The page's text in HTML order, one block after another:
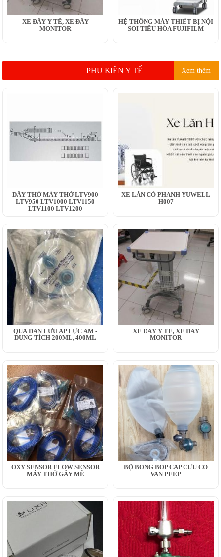
XE ĐẨY Y TẾ, XE ĐẨY
MONITOR
HỆ THỐNG MÁY THIẾT BỊ NỘI
SOI TIÊU HÓA FUJIFILM
PHỤ KIỆN Y TẾ Xem thêm
DÂY THỞ MÁY THỞ LTV900
LTV950 LTV1000 LTV1150
LTV1100 LTV1200
XE LĂN CÓ PHANH YUWELL
H007
QUẢ DẪN LƯU ÁP LỰC ÂM -
DUNG TÍCH 200ML, 400ML
XE ĐẨY Y TẾ, XE ĐẨY
MONITOR
OXY SENSOR FLOW SENSOR
MÁY THỞ GÂY MÊ
BỘ BÓNG BÓP CẤP CỨU CÓ
VAN PEEP